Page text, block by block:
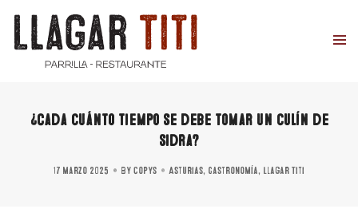
¿Cada cuánto tiempo se debe tomar un culín de
sidra?
17 marzo 2025 Bycopys Asturias, Gastronomía, Llagar Titi